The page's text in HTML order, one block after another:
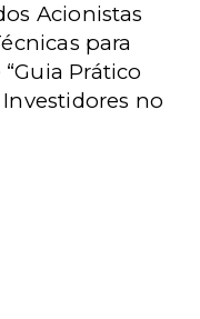
Acionistas
para
Prático
no